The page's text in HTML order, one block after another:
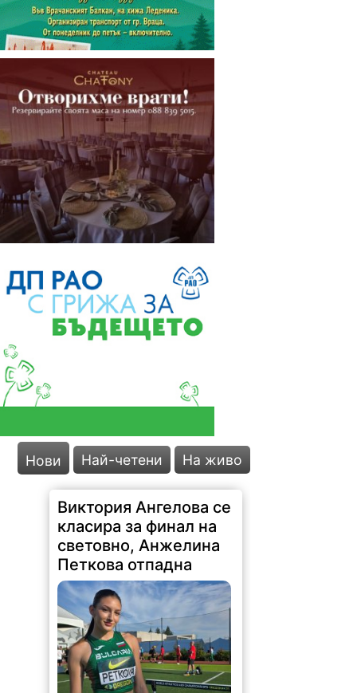
Нови Най-четени На живо
Виктория Ангелова се
класира за финал на
световно, Анжелина
Петкова отпадна